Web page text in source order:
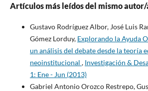
Artículos más leídos del mismo autor/
Gustavo Rodríguez Albor, José Luis
Gómez Lorduy, Explorando la Ayuda
un análisis del debate desde la teoría
neoinstitucional , Investigación &
1: Ene - Jun (2013)
Gabriel Antonio Orozco Restrepo,